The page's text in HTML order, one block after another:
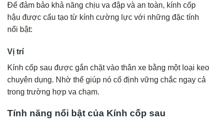
Để đảm bảo khả năng chịu va đập và an toàn, kính cốp
hậu được cấu tạo từ kính cường lực với những đặc tính
nổi bật:
Vị trí
Kính cốp sau được gắn chặt vào thân xe bằng một loại keo
chuyên dụng. Nhờ thế giúp nó cố định vững chắc ngay cả
trong trường hợp va chạm.
Tính năng nổi bật của Kính cốp sau